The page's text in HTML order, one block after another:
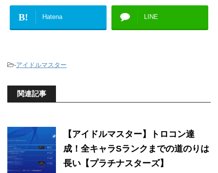
B! Hatena LINE
-アイドルマスター
関連記事
【アイドルマスター】トロコン達
成！全キャラSランクまでの道のりは
長い【プラチナスターズ】